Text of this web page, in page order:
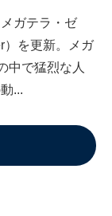
ガテラ・ゼ
）を更新。メガ
中で猛烈な人
...